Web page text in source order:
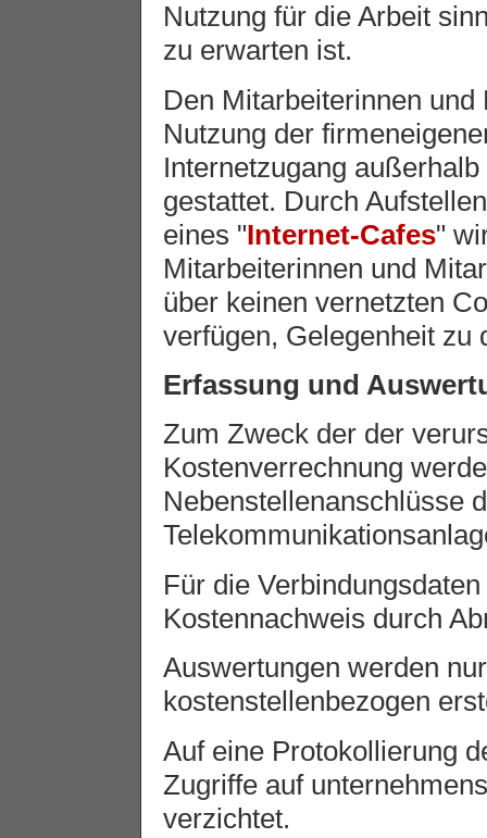
Nutzung für die Arbeit
zu erwarten ist.
Den Mitarbeiterinnen
Nutzung der
Internetzugang
gestattet. Durch
eines "Internet-Cafes"
Mitarbeiterinnen und
über keinen vernetzten
verfügen, Gelegenheit zu
Erfassung und
Zum Zweck der der
Kostenverrechnung
Nebenstellenanschlüsse
Für die
Kostennachweis durch
Auswertungen werden
kostenstellenbezogen
Auf eine Protokollierung
Zugriffe auf
verzichtet.